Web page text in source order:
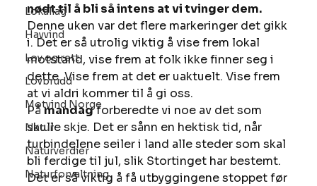
Lokallag
Havvind
Lov og rett
Lovbrudd
Motvind Norge
Natur
Naturverdier
Naturforvaltning
nødt til å bli så intens at vi tvinger dem.
Denne uken var det flere markeringer det gikk
i. Det er så utrolig viktig å vise frem lokal
motstand, vise frem at folk ikke finner seg i
dette. Vise frem at det er uaktuelt. Vise frem
at vi aldri kommer til å gi oss.
På mandag forberedte vi noe av det som
skulle skje. Det er sånn en hektisk tid, når
turbindelene seiler i land alle steder som skal
bli ferdige til jul, slik Stortinget har bestemt.
Det er så viktig å få utbyggingene stoppet før